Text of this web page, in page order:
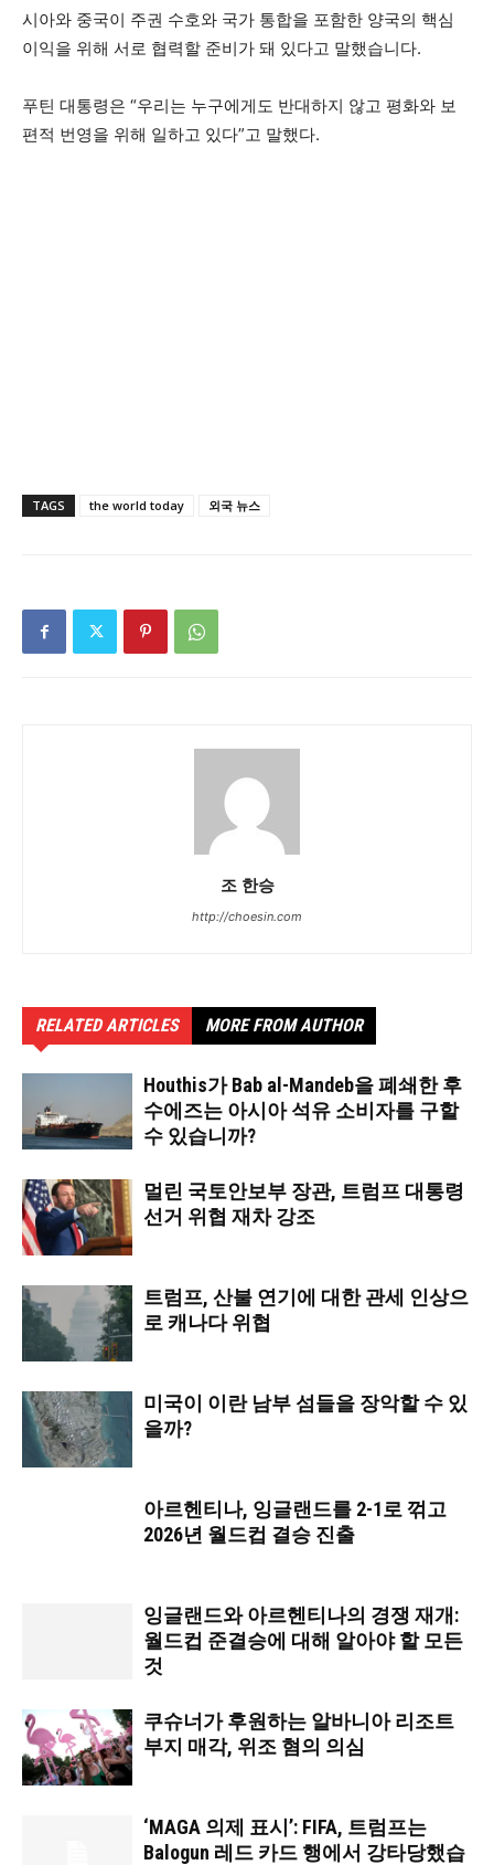
시아와 중국이 주권 수호와 국가 통합을 포함한 양국의 핵심
이익을 위해 서로 협력할 준비가 돼 있다고 말했습니다.
푸틴 대통령은 “우리는 누구에게도 반대하지 않고 평화와 보
편적 번영을 위해 일하고 있다”고 말했다.
TAGS the world today 외국 뉴스
조 한승
http://choesin.com
RELATED ARTICLES MORE FROM AUTHOR
Houthis가 Bab al-Mandeb을 폐쇄한 후
수에즈는 아시아 석유 소비자를 구할
수 있습니까?
멀린 국토안보부 장관, 트럼프 대통령
선거 위협 재차 강조
트럼프, 산불 연기에 대한 관세 인상으
로 캐나다 위협
미국이 이란 남부 섬들을 장악할 수 있
을까?
아르헨티나, 잉글랜드를 2-1로 꺾고
2026년 월드컵 결승 진출
잉글랜드와 아르헨티나의 경쟁 재개:
월드컵 준결승에 대해 알아야 할 모든
것
쿠슈너가 후원하는 알바니아 리조트
부지 매각, 위조 혐의 의심
‘MAGA 의제 표시’: FIFA, 트럼프는
Balogun 레드 카드 행에서 강타당했습